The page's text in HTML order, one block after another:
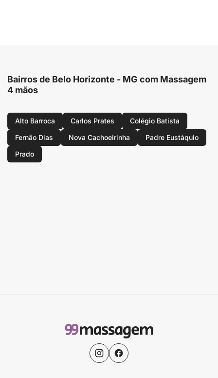
Bairros de Belo Horizonte - MG com Massagem
4 mãos
Alto Barroca Carlos Prates
Colégio Batista
Fernão Dias
Nova Cachoeirinha
Padre Eustáquio
Prado